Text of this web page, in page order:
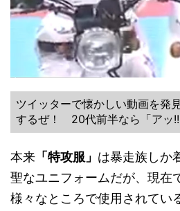
ツイッターで懐かしい動画を発
するぜ！ 20代前半なら「アッ
本来 「特攻服」 は暴走族しか
聖なユニフォームだが、現在
様々なところで使用されてい